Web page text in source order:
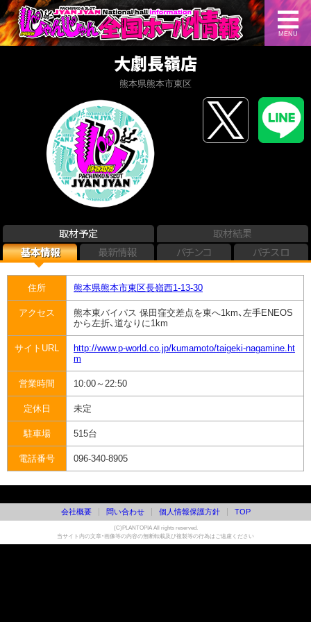
MENU
大劇長嶺店
熊本県熊本市東区
取材予定
取材結果
基本情報
最新情報 パチンコ パチスロ
住所 熊本県熊本市東区長嶺西1-13-30
アクセス
熊本東バイパス 保田窪交差点を東へ1km、左手ENEOS
から左折、道なりに1km
サイトURL
http://www.p-world.co.jp/kumamoto/taigeki-nagamine.ht
m
営業時間 10:00～22:50
定休日 未定
駐車場 515台
電話番号 096-340-8905
会社概要 問い合わせ 個人情報保護方針 TOP
(C)PLANTOPIA All rights reserved.
当サイト内の文章・画像等の内容の無断転載及び複製等の行為はご遠慮ください